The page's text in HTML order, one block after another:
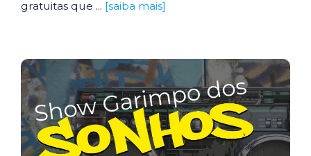
gratuitas que ... [saiba mais]